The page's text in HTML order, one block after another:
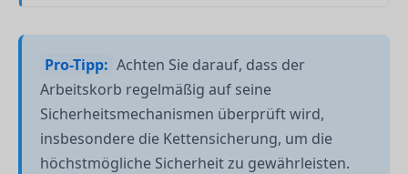
Pro-Tipp: Achten Sie darauf, dass der
Arbeitskorb regelmäßig auf seine
Sicherheitsmechanismen überprüft wird,
insbesondere die Kettensicherung, um die
höchstmögliche Sicherheit zu gewährleisten.